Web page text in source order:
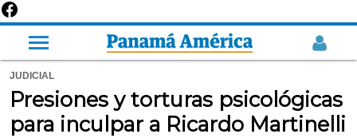
JUDICIAL
Presiones y torturas psicológicas
para inculpar a Ricardo Martinelli